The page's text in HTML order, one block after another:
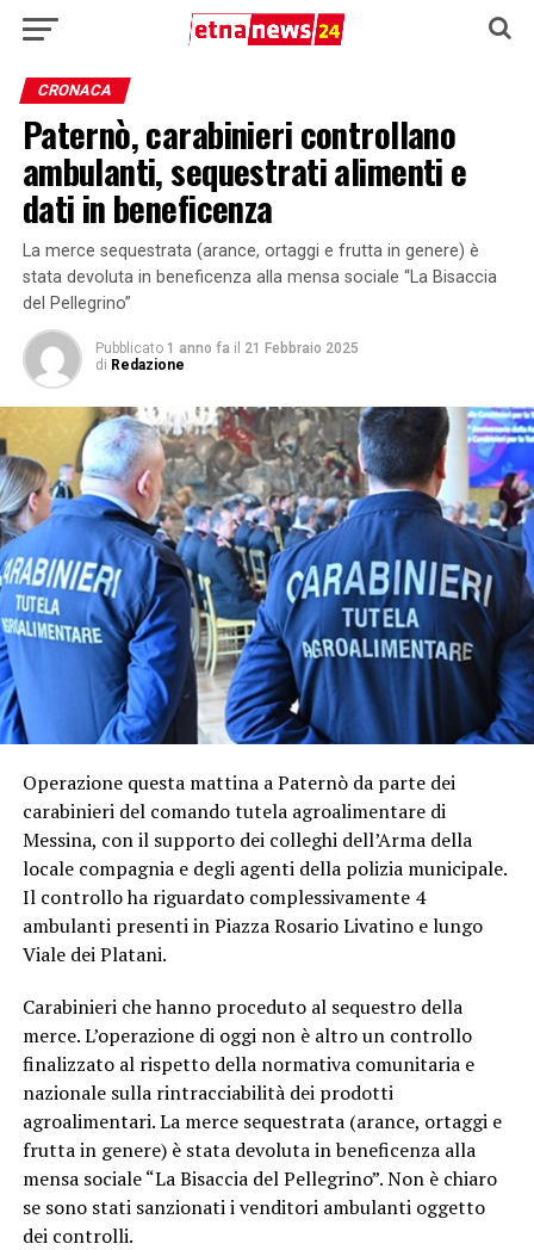
CRONACA
Paternò, carabinieri controllano
ambulanti, sequestrati alimenti e
dati in beneficenza
La merce sequestrata (arance, ortaggi e frutta in genere) è
stata devoluta in beneficenza alla mensa sociale “La Bisaccia
del Pellegrino”
Pubblicato 1 anno fa il 21 Febbraio 2025
di Redazione
Operazione questa mattina a Paternò da parte dei
carabinieri del comando tutela agroalimentare di
Messina, con il supporto dei colleghi dell’Arma della
locale compagnia e degli agenti della polizia municipale.
Il controllo ha riguardato complessivamente 4
ambulanti presenti in Piazza Rosario Livatino e lungo
Viale dei Platani.
Carabinieri che hanno proceduto al sequestro della
merce. L’operazione di oggi non è altro un controllo
finalizzato al rispetto della normativa comunitaria e
nazionale sulla rintracciabilità dei prodotti
agroalimentari. La merce sequestrata (arance, ortaggi e
frutta in genere) è stata devoluta in beneficenza alla
mensa sociale “La Bisaccia del Pellegrino”. Non è chiaro
se sono stati sanzionati i venditori ambulanti oggetto
dei controlli.